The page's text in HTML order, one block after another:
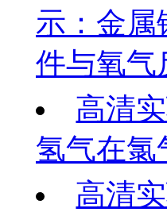
示：金属
件与氧气
高清
氢气在氯
高清